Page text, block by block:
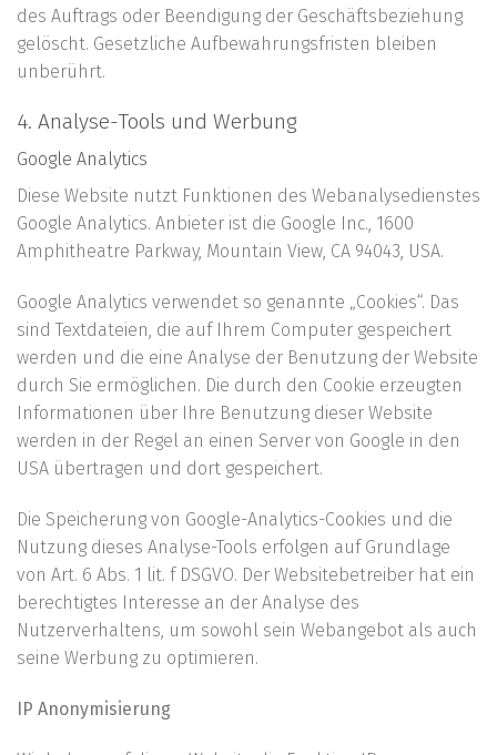
des Auftrags oder Beendigung der Geschäftsbeziehung
gelöscht. Gesetzliche Aufbewahrungsfristen bleiben
unberührt.
4. Analyse-Tools und Werbung
Google Analytics
Diese Website nutzt Funktionen des Webanalysedienstes
Google Analytics. Anbieter ist die Google Inc., 1600
Amphitheatre Parkway, Mountain View, CA 94043, USA.
Google Analytics verwendet so genannte „Cookies“. Das
sind Textdateien, die auf Ihrem Computer gespeichert
werden und die eine Analyse der Benutzung der Website
durch Sie ermöglichen. Die durch den Cookie erzeugten
Informationen über Ihre Benutzung dieser Website
werden in der Regel an einen Server von Google in den
USA übertragen und dort gespeichert.
Die Speicherung von Google-Analytics-Cookies und die
Nutzung dieses Analyse-Tools erfolgen auf Grundlage
von Art. 6 Abs. 1 lit. f DSGVO. Der Websitebetreiber hat ein
berechtigtes Interesse an der Analyse des
Nutzerverhaltens, um sowohl sein Webangebot als auch
seine Werbung zu optimieren.
IP Anonymisierung